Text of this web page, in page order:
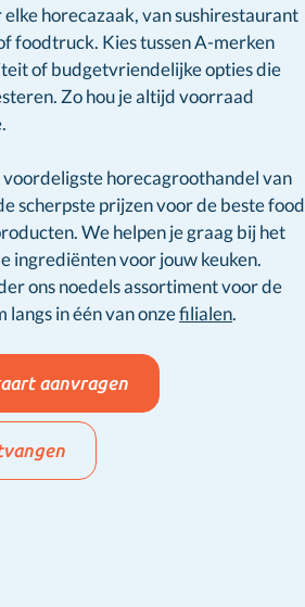
horecazaak, van sushirestaurant
foodtruck. Kies tussen A-merken
of budgetvriendelijke opties die
Zo hou je altijd voorraad
voordeligste horecagroothandel van
scherpste prijzen voor de beste food
We helpen je graag bij het
ingrediënten voor jouw keuken.
ons noedels assortiment voor de
langs in één van onzefilialen.
aanvragen